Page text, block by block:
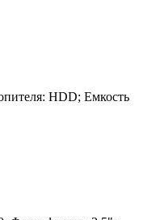
HDD; Емкость